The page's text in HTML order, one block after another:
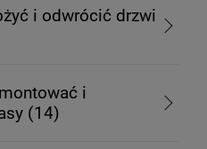
i odwrócić drzwi
i
(14)